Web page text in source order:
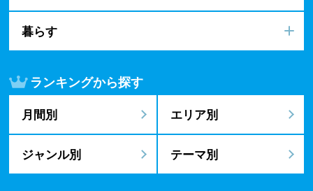
暮らす
ランキングから探す
月間別 エリア別
ジャンル別 テーマ別